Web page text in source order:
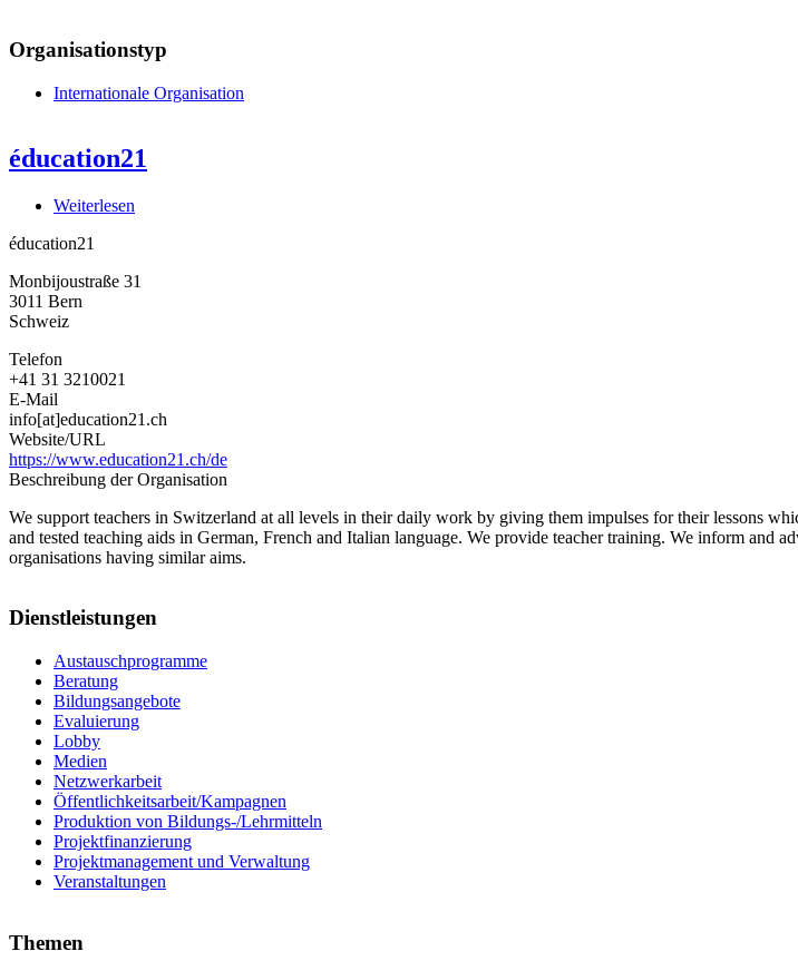
Organisationstyp
Internationale Organisation
éducation21
Weiterlesen
éducation21
Monbijoustraße 31
3011 Bern
Schweiz
Telefon
+41 31 3210021
E-Mail
info[at]education21.ch
Website/URL
https://www.education21.ch/de
Beschreibung der Organisation
We support teachers in Switzerland at all levels in their daily work by giving them impulses for their lessons
and tested teaching aids in German, French and Italian language. We provide teacher training. We inform
organisations having similar aims.
Dienstleistungen
Austauschprogramme
Beratung
Bildungsangebote
Evaluierung
Lobby
Medien
Netzwerkarbeit
Öffentlichkeitsarbeit/Kampagnen
Produktion von Bildungs-/Lehrmitteln
Projektfinanzierung
Projektmanagement und Verwaltung
Veranstaltungen
Themen